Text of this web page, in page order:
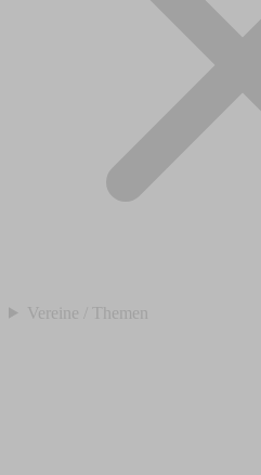
Vereine / Themen